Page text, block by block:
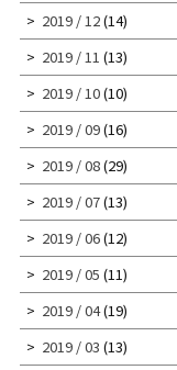
2019 / 12(14)
2019 / 11 (13)
2019 / 10(10)
2019 / 09(16)
2019 / 08(29)
2019 / 07(13)
2019 / 06(12)
2019 / 05 (11)
2019 / 04(19)
2019 / 03 (13)